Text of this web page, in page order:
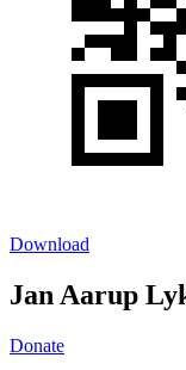
Download
Jan Aarup
Donate